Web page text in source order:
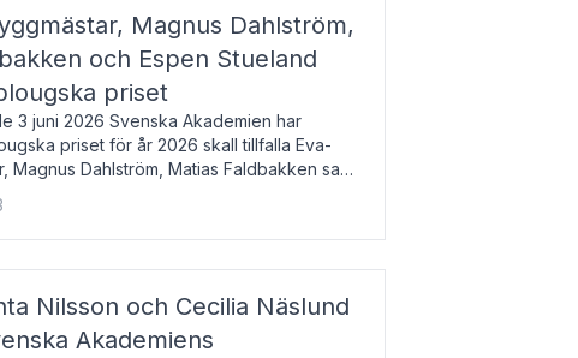
Magnus Dahlström,
och Espen Stueland
priset
3 juni 2026 Svenska Akademien har
priset för år 2026 skall tillfalla Eva-
Magnus Dahlström, Matias Faldbakken samt
är 200 000 svenska kronor per
Nilsson och Cecilia Näslund
Akademiens